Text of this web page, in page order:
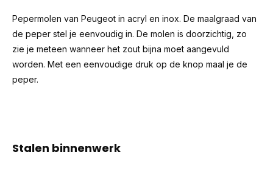
Pepermolen van Peugeot in acryl en inox. De maalgraad van
de peper stel je eenvoudig in. De molen is doorzichtig, zo
zie je meteen wanneer het zout bijna moet aangevuld
worden. Met een eenvoudige druk op de knop maal je de
peper.
Stalen binnenwerk